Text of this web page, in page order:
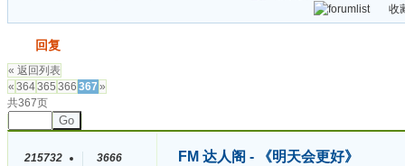
收
回复
« 返回列表
« 364365 366 367 »
共367页
Go
215732
3666
FM 达人阁 - 《明天会更好》